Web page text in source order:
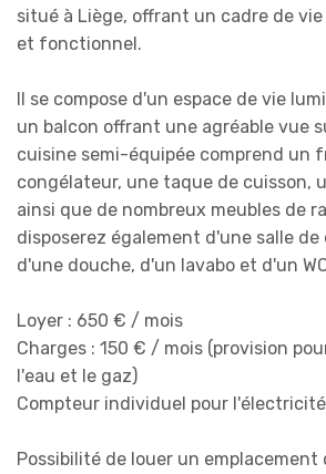
situé à Liège, offrant un cadre de
et fonctionnel.
Il se compose d'un espace de vie
un balcon offrant une agréable vue
cuisine semi-équipée comprend un
congélateur, une taque de cuisson,
ainsi que de nombreux meubles de
disposerez également d'une salle
d'une douche, d'un lavabo et d'un
Loyer : 650 € / mois
Charges : 150 € / mois (provision
l'eau et le gaz)
Compteur individuel pour
Possibilité de louer un emplacement